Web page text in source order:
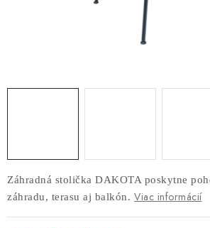
NAJPREDÁVANEJŠIE PRODUKTY
Záhradná stolička DAKOTA poskytne
záhradu, terasu aj balkón. Viac informácií